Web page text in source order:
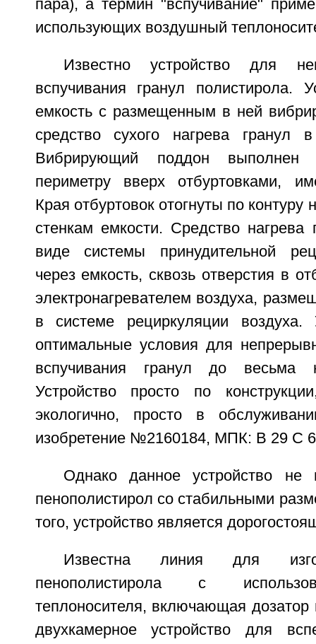
пара), а термин "вспучивание"
использующих воздушный
Известно устройство для
вспучивания гранул полистирола.
емкость с размещенным в ней
средство сухого нагрева гранул
Вибрирующий поддон
периметру вверх отбуртовками,
Края отбуртовок отогнуты по контуру
стенкам емкости. Средство
виде системы принудительной
через емкость, сквозь отверстия в
электронагревателем воздуха,
в системе рециркуляции воздуха.
оптимальные условия для
вспучивания гранул до весьма
Устройство просто по
экологично, просто в
изобретение №2160184, МПК: В 29 С
Однако данное устройство не
пенополистирол со стабильными
того, устройство является
Известна линия для
пенополистирола с
теплоносителя, включающая дозатор
двухкамерное устройство для